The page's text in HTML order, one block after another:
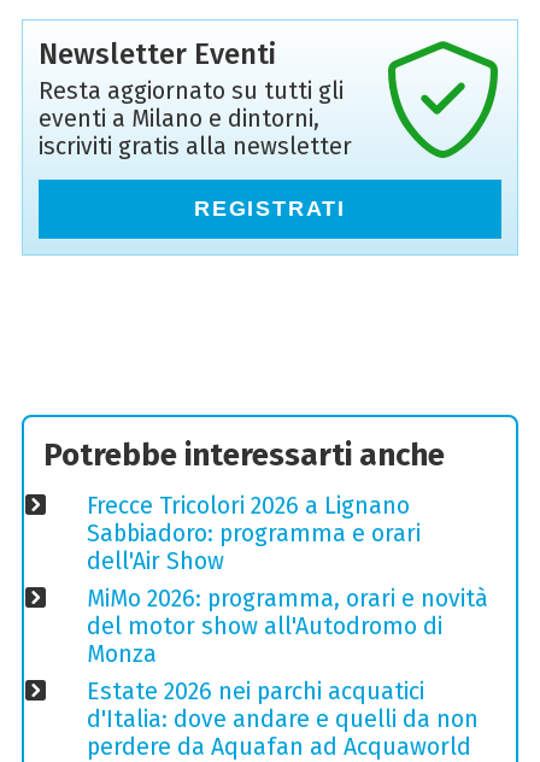
Newsletter Eventi
Resta aggiornato su tutti gli
eventi a Milano e dintorni,
iscriviti gratis alla newsletter
REGISTRATI
Potrebbe interessarti anche
Frecce Tricolori 2026 a Lignano
Sabbiadoro: programma e orari
dell'Air Show
MiMo 2026: programma, orari e novità
del motor show all'Autodromo di
Monza
Estate 2026 nei parchi acquatici
d'Italia: dove andare e quelli da non
perdere da Aquafan ad Acquaworld